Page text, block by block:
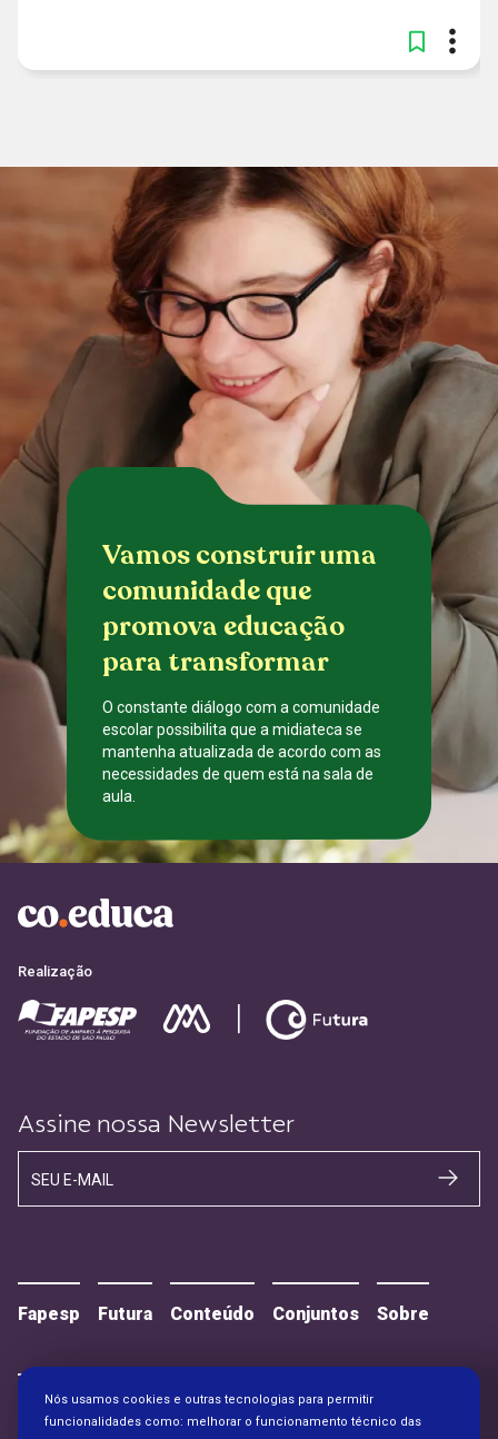
Vamos construir uma
comunidade que
promova educação
para transformar
O constante diálogo com a comunidade
escolar possibilita que a midiateca se
mantenha atualizada de acordo com as
necessidades de quem está na sala de
aula.
CADASTRE-SE
Realização
Assine nossa Newsletter
SEU E-MAIL
Fapesp Futura Conteúdo Conjuntos Sobre
Contato Alianças
Nós usamos cookies e outras tecnologias para permitir
funcionalidades como: melhorar o funcionamento técnico das